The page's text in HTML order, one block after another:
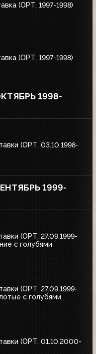
(ОРТ, 1997-1998)
(ОРТ, 1997-1998)
1998-
(ОРТ, 03.10.1998-
1999-
(ОРТ, 27.09.1999-
с голубями
(ОРТ, 27.09.1999-
с голубями
(ОРТ, 01.10.2000-